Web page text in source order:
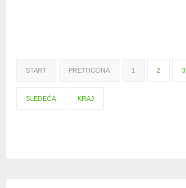
START PRETHODNA 1 2 3
SLEDEĆA KRAJ